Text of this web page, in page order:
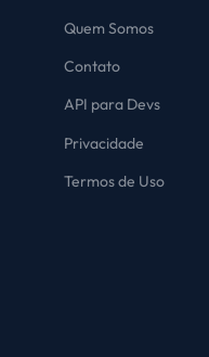
Quem Somos
Contato
API para Devs
Privacidade
Termos de Uso